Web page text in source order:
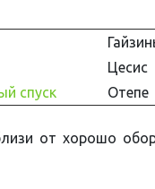
Цесис
спуск
Отепе
от хорошо